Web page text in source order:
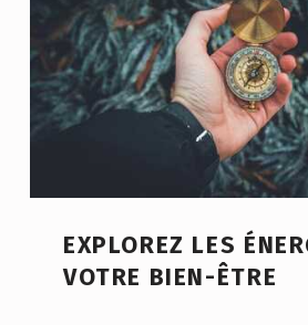
EXPLOREZ LES
VOTRE BIEN-ÊTRE